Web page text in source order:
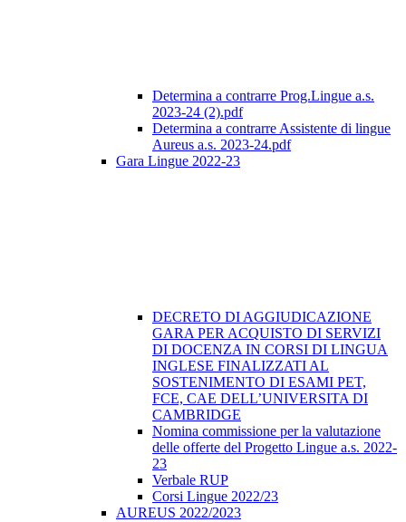
Determina a contrarre Prog.Lingue a.s.
2023-24 (2).pdf
Determina a contrarre Assistente di lingue
Aureus a.s. 2023-24.pdf
Gara Lingue 2022-23
DECRETO DI AGGIUDICAZIONE
GARA PER ACQUISTO DI SERVIZI
DI DOCENZA IN CORSI DI LINGUA
INGLESE FINALIZZATI AL
SOSTENIMENTO DI ESAMI PET,
FCE, CAE DELL’UNIVERSITA DI
CAMBRIDGE
Nomina commissione per la valutazione
delle offerte del Progetto Lingue a.s. 2022-
23
Verbale RUP
Corsi Lingue 2022/23
AUREUS 2022/2023